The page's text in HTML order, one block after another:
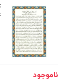
ناموجود